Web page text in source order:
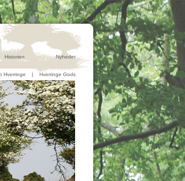
Hverringe | Hverringe Gods
Historien Nyheder